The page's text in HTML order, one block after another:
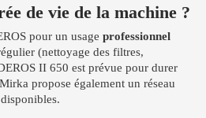
de vie de la machine ?
pour un usage professionnel
(nettoyage des filtres,
II 650 est prévue pour durer
propose également un réseau